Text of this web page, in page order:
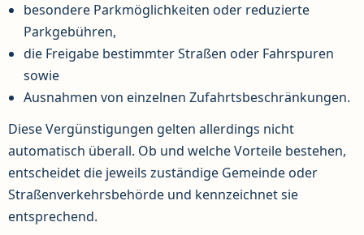
besondere Parkmöglichkeiten oder reduzierte
Parkgebühren,
die Freigabe bestimmter Straßen oder Fahrspuren
sowie
Ausnahmen von einzelnen Zufahrtsbeschränkungen.
Diese Vergünstigungen gelten allerdings nicht
automatisch überall. Ob und welche Vorteile bestehen,
entscheidet die jeweils zuständige Gemeinde oder
Straßenverkehrsbehörde und kennzeichnet sie
entsprechend.